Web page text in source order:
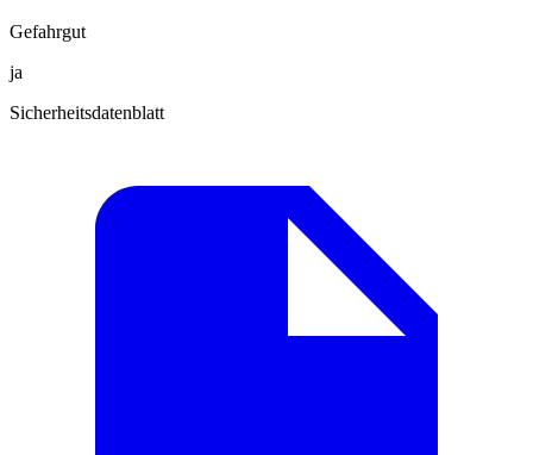
Gefahrgut
ja
Sicherheitsdatenblatt